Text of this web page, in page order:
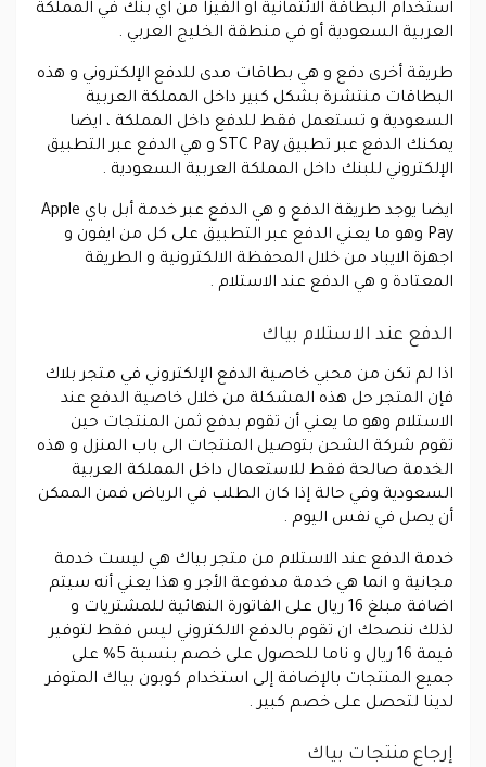
استخدام البطاقة الائتمانية او الفيزا من اي بنك في المملكة
العربية السعودية أو في منطقة الخليج العربي .
طريقة أخرى دفع و هي بطاقات مدى للدفع الإلكتروني و هذه
البطاقات منتشرة بشكل كبير داخل المملكة العربية
السعودية و تستعمل فقط للدفع داخل المملكة ، ايضا
يمكنك الدفع عبر تطبيق STC Pay و هي الدفع عبر التطبيق
الإلكتروني للبنك داخل المملكة العربية السعودية .
ايضا يوجد طريقة الدفع و هي الدفع عبر خدمة أبل باي Apple
Pay وهو ما يعني الدفع عبر التطبيق على كل من ايفون و
اجهزة الايباد من خلال المحفظة الالكترونية و الطريقة
المعتادة و هي الدفع عند الاستلام .
الدفع عند الاستلام بياك
اذا لم تكن من محبي خاصية الدفع الإلكتروني في متجر بلاك
فإن المتجر حل هذه المشكلة من خلال خاصية الدفع عند
الاستلام وهو ما يعني أن تقوم بدفع ثمن المنتجات حين
تقوم شركة الشحن بتوصيل المنتجات الى باب المنزل و هذه
الخدمة صالحة فقط للاستعمال داخل المملكة العربية
السعودية وفي حالة إذا كان الطلب في الرياض فمن الممكن
أن يصل في نفس اليوم .
خدمة الدفع عند الاستلام من متجر بياك هي ليست خدمة
مجانية و انما هي خدمة مدفوعة الأجر و هذا يعني أنه سيتم
اضافة مبلغ 16 ريال على الفاتورة النهائية للمشتريات و
لذلك ننصحك ان تقوم بالدفع الالكتروني ليس فقط لتوفير
قيمة 16 ريال و ناما للحصول على خصم بنسبة 5% على
جميع المنتجات بالإضافة إلى استخدام كوبون بياك المتوفر
لدينا لتحصل على خصم كبير .
إرجاع منتجات بياك